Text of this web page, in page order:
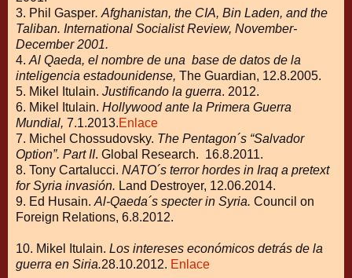
3. Phil Gasper. Afghanistan, the CIA, Bin Laden, and the
Taliban. International Socialist Review, November-
December 2001.
4. Al Qaeda, el nombre de una base de datos de la
inteligencia estadounidense, The Guardian, 12.8.2005.
5. Mikel Itulain. Justificando la guerra. 2012.
6. Mikel Itulain. Hollywood ante la Primera Guerra
Mundial, 7.1.2013.Enlace
7. Michel Chossudovsky. The Pentagon´s “Salvador
Option”. Part II. Global Research. 16.8.2011.
8. Tony Cartalucci. NATO´s terror hordes in Iraq a pretext
for Syria invasión. Land Destroyer, 12.06.2014.
9. Ed Husain. Al-Qaeda´s specter in Syria. Council on
Foreign Relations, 6.8.2012.
10. Mikel Itulain. Los intereses económicos detrás de la
guerra en Siria.28.10.2012. Enlace